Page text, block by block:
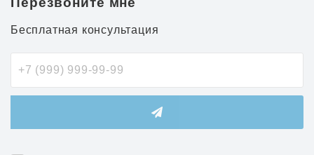
Бесплатная консультация